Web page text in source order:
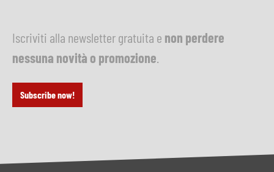
Iscriviti alla newsletter gratuita e non perdere
nessuna novità o promozione
Subscribe now!